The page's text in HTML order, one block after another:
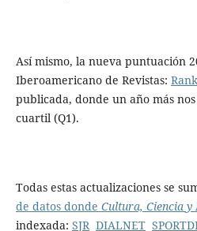
Así mismo, la nueva puntuación
Iberoamericano de Revistas:
publicada, donde un año más
cuartil (Q1).
Todas estas actualizaciones se
de datos donde Cultura, Ciencia y
indexada: SJR DIALNET